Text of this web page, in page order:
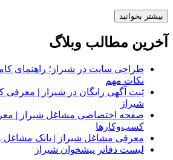
بیشتر بخوانید
آخرین مطالب وبلاگ
طراحی سایت در شیراز؛ راهنمای
نکات مهم
ثبت آگهی رایگان در شیراز |
شیراز
صفحه اختصاصی مشاغل شیراز |
کسب‌وکارها
معرفی مشاغل شیراز | بانک مشاغل و
لیست دفاتر پیشخوان شیراز